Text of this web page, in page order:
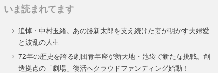
ー
ジ
ー
ジ
ー
ジ
いま読まれてます
追悼・中村玉緒。あの勝新太郎を支え続けた妻が明かす夫婦愛
と波乱の人生
72年の歴史を誇る劇団青年座が新天地・池袋で新たな挑戦。創
造拠点の「劇場」復活へクラウドファンディング始動！